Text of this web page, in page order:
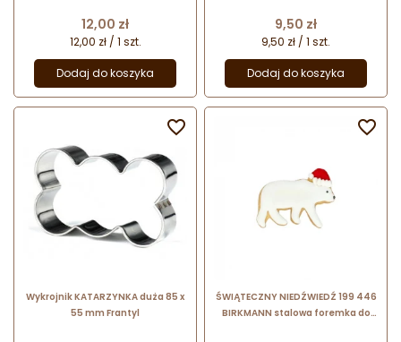
Cena
12,00 zł
12,00 zł / 1 szt.
Dodaj do koszyka
Cena
9,50 zł
9,50 zł / 1 szt.
Dodaj do koszyka
Wykrojnik KATARZYNKA duża 85 x
55 mm Frantyl

ŚWIĄTECZNY NIEDŹWIEDŹ 199 446
BIRKMANN stalowa foremka do
